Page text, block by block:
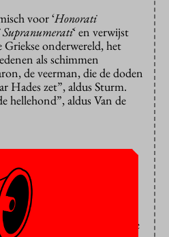
voor ‘Honorati
‘ en verwijst
onderwereld, het
als schimmen
de veerman, die de doden
Hades zet”, aldus Sturm.
hellehond”, aldus Van de
Campus Organisatie
bedreigd met
in het leven
te helpen met het vinden
Hades is volgens de
Het maakt deel uit van de